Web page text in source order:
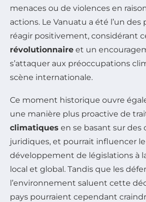
menaces ou de violences en
actions. Le Vanuatu a été l’un des
réagir positivement, considérant
révolutionnaire et un
s’attaquer aux préoccupations
scène internationale.
Ce moment historique ouvre
une manière plus proactive de
climatiques en se basant sur des
juridiques, et pourrait influencer le
développement de législations à
local et global. Tandis que les
l’environnement saluent cette
pays pourraient cependant